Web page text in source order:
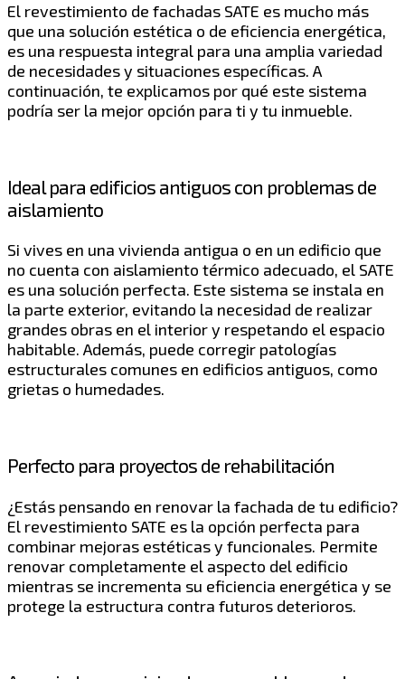
El revestimiento de fachadas SATE es mucho más
que una solución estética o de eficiencia energética,
es una respuesta integral para una amplia variedad
de necesidades y situaciones específicas. A
continuación, te explicamos por qué este sistema
podría ser la mejor opción para ti y tu inmueble.
Ideal para edificios antiguos con problemas de
aislamiento
Si vives en una vivienda antigua o en un edificio que
no cuenta con aislamiento térmico adecuado, el SATE
es una solución perfecta. Este sistema se instala en
la parte exterior, evitando la necesidad de realizar
grandes obras en el interior y respetando el espacio
habitable. Además, puede corregir patologías
estructurales comunes en edificios antiguos, como
grietas o humedades.
Perfecto para proyectos de rehabilitación
¿Estás pensando en renovar la fachada de tu edificio?
El revestimiento SATE es la opción perfecta para
combinar mejoras estéticas y funcionales. Permite
renovar completamente el aspecto del edificio
mientras se incrementa su eficiencia energética y se
protege la estructura contra futuros deterioros.